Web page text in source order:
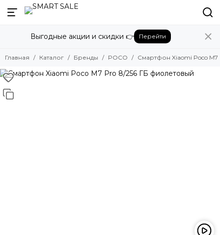
Назад
Бренды
Amazon
Apple
Bose
Выгодные акции и скидки 👉 Перейти
Главная Каталог Бренды POCO Смартфон Xiaomi Poco